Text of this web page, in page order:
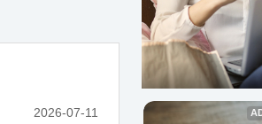
2026-07-11